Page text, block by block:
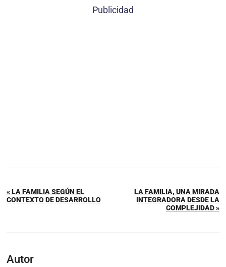
Publicidad
« LA FAMILIA SEGÚN EL
CONTEXTO DE DESARROLLO
LA FAMILIA, UNA MIRADA
INTEGRADORA DESDE LA
COMPLEJIDAD »
Autor